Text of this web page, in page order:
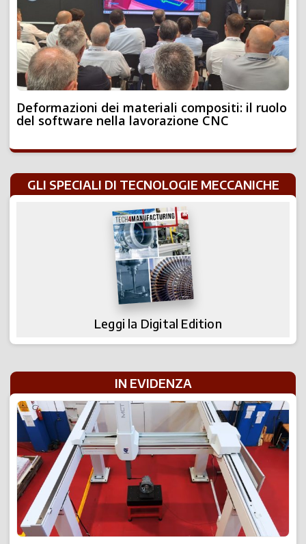
Deformazioni dei materiali compositi: il ruolo
del software nella lavorazione CNC
GLI SPECIALI DI TECNOLOGIE MECCANICHE
Leggi la Digital Edition
IN EVIDENZA